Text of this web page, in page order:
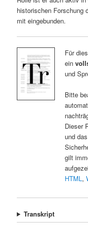
historischen Forschung
mit eingebunden.
Für
ein
und
Bitte
Dieser
und
gilt
HTML,
Transkript